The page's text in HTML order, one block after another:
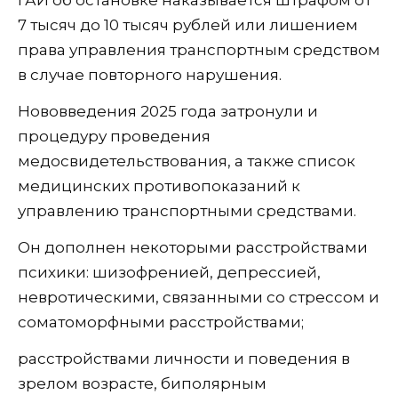
7 тысяч до 10 тысяч рублей или лишением
права управления транспортным средством
в случае повторного нарушения.
Нововведения 2025 года затронули и
процедуру проведения
медосвидетельствования, а также список
медицинских противопоказаний к
управлению транспортными средствами.
Он дополнен некоторыми расстройствами
психики: шизофренией, депрессией,
невротическими, связанными со стрессом и
соматоморфными расстройствами;
расстройствами личности и поведения в
зрелом возрасте, биполярным